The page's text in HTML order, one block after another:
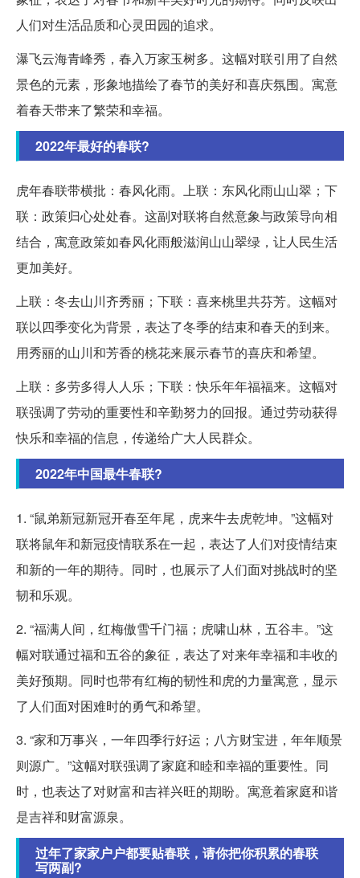
人们对生活品质和心灵田园的追求。
瀑飞云海青峰秀，春入万家玉树多。这幅对联引用了自然
景色的元素，形象地描绘了春节的美好和喜庆氛围。寓意
着春天带来了繁荣和幸福。
2022年最好的春联?
虎年春联带横批：春风化雨。上联：东风化雨山山翠；下
联：政策归心处处春。这副对联将自然意象与政策导向相
结合，寓意政策如春风化雨般滋润山山翠绿，让人民生活
更加美好。
上联：冬去山川齐秀丽；下联：喜来桃里共芬芳。这幅对
联以四季变化为背景，表达了冬季的结束和春天的到来。
用秀丽的山川和芳香的桃花来展示春节的喜庆和希望。
上联：多劳多得人人乐；下联：快乐年年福福来。这幅对
联强调了劳动的重要性和辛勤努力的回报。通过劳动获得
快乐和幸福的信息，传递给广大人民群众。
2022年中国最牛春联?
1. “鼠弟新冠新冠开春至年尾，虎来牛去虎乾坤。”这幅对
联将鼠年和新冠疫情联系在一起，表达了人们对疫情结束
和新的一年的期待。同时，也展示了人们面对挑战时的坚
韧和乐观。
2. “福满人间，红梅傲雪千门福；虎啸山林，五谷丰。”这
幅对联通过福和五谷的象征，表达了对来年幸福和丰收的
美好预期。同时也带有红梅的韧性和虎的力量寓意，显示
了人们面对困难时的勇气和希望。
3. “家和万事兴，一年四季行好运；八方财宝进，年年顺景
则源广。”这幅对联强调了家庭和睦和幸福的重要性。同
时，也表达了对财富和吉祥兴旺的期盼。寓意着家庭和谐
是吉祥和财富源泉。
过年了家家户户都要贴春联，请你把你积累的春联
写两副?